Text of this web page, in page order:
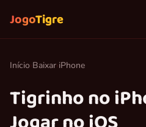
JogoTigre
Início›Baixar›iPhone
Tigrinho no